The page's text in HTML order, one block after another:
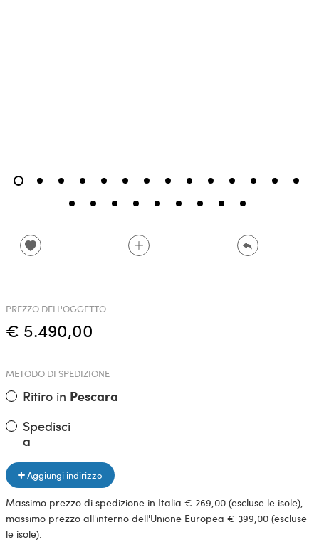
PREZZO DELL'OGGETTO
€ 5.490,00
METODO DI SPEDIZIONE
Ritiro in Pescara
Spedisci
a
Aggiungi indirizzo
Massimo prezzo di spedizione in Italia € 269,00 (escluse le isole),
massimo prezzo all'interno dell'Unione Europea € 399,00 (escluse
le isole).